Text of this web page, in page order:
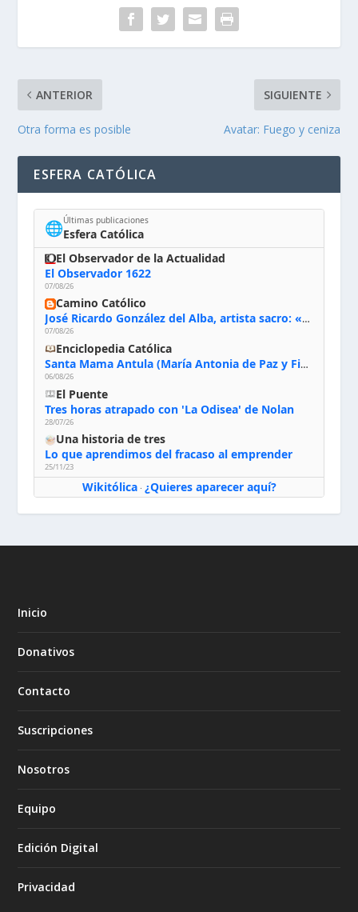
ANTERIOR
Otra forma es posible
SIGUIENTE
Avatar: Fuego y ceniza
ESFERA CATÓLICA
🌐Últimas publicaciones
Esfera Católica
El Observador de la Actualidad
El Observador 1622
07/08/26
Camino Católico
José Ricardo González del Alba, artista sacro: «Yo oro, hablo con Dios, le pido al Espíritu Santo su inspiración y siempre pinto rezando el rosario para que sea Él quien actúe a través de mis manos»
07/08/26
Enciclopedia Católica
Santa Mama Antula (María Antonia de Paz y Figueroa)
06/08/26
El Puente
Tres horas atrapado con 'La Odisea' de Nolan
28/07/26
Una historia de tres
Lo que aprendimos del fracaso al emprender
25/11/23
Wikitólica· ¿Quieres aparecer aquí?
Inicio
Donativos
Contacto
Suscripciones
Nosotros
Equipo
Edición Digital
Privacidad